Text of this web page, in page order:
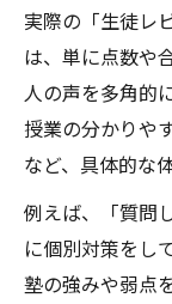
実際の「生徒レ
は、単に点数や
人の声を多角的
授業の分かりや
など、具体的な
例えば、「質問
に個別対策をし
塾の強みや弱点